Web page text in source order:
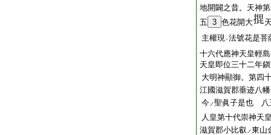
地開闢之昔。天神
五 3 色花開大
主權現一法號花是
十六代應神天皇輕
天皇即位三十二年
大明神顯御。第四
江國滋賀郡垂迹八
今ノ聖眞子是也 八
人皇第十代崇神天
滋賀郡小比叡 ノ東山